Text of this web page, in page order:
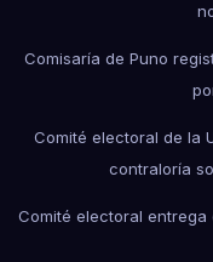
Comisaría de Puno
Comité electoral de la
contraloría
Comité electoral